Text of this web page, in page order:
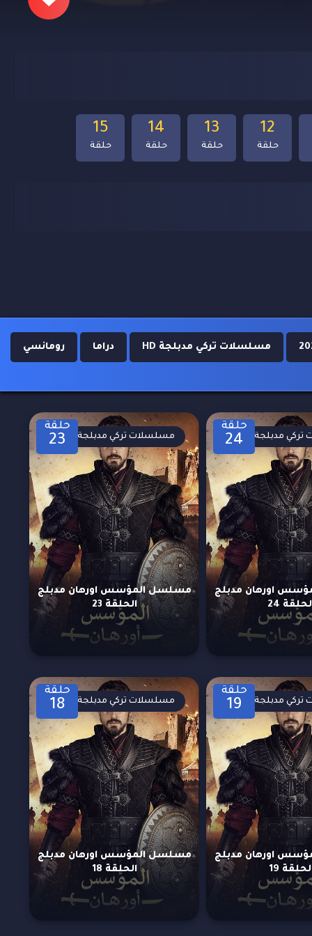
15
حلقة
14
حلقة
13
حلقة
12
حلقة
مسلسلات تركي مدبلجة HD دراما رومانسي
حلقة
24
اورهان مدبلج
24
مدبلجة
حلقة
23
مسلسل المؤسس اورهان مدبلج
الحلقة 23
مسلسلات تركي مدبلجة
حلقة
19
اورهان مدبلج
19
مدبلجة
حلقة
18
مسلسل المؤسس اورهان مدبلج
الحلقة 18
مسلسلات تركي مدبلجة